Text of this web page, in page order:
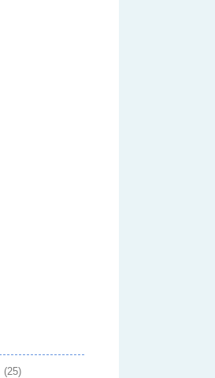
(25)